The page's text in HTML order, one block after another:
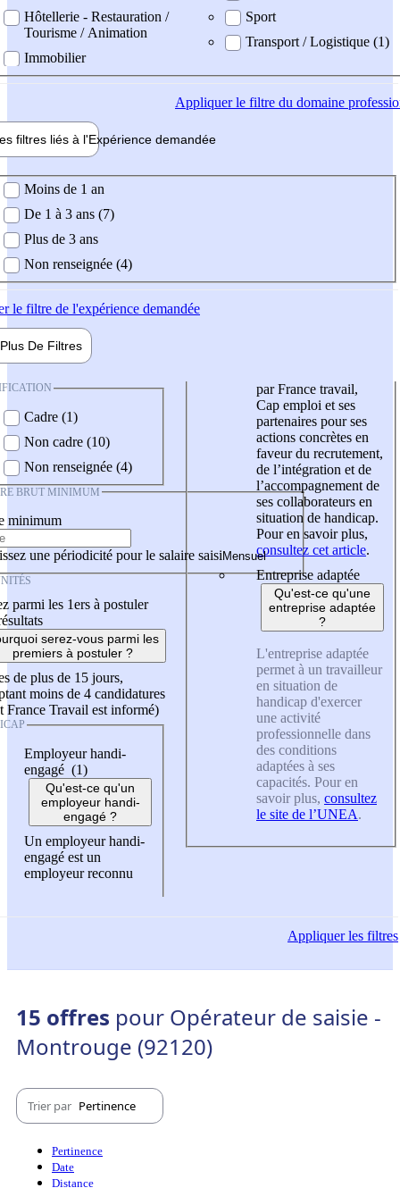
Hôtellerie - Restauration /
Tourisme / Animation
Immobilier
Sport
Transport / Logistique (1)
Appliquerle filtre du domaine
filtres liés à l'Expérience demandée
demandée
Moins de 1 an
De 1 à 3 ans (7)
Plus de 3 ans
Non renseignée (4)
le filtre de l'expérience demandée
Plus De Filtres
Cadre (1)
Non cadre (10)
Non renseignée (4)
BRUT MINIMUM
minimum
une périodicité pour le salaire saisi
parmi les 1ers à postuler
serez-vous parmi les
premiers à postuler ?
de plus de 15 jours,
moins de 4 candidatures
France Travail est informé)
Employeur handi-
engagé (1)
Qu'est-ce qu'un
employeur handi-
engagé ?
Un employeur handi-
engagé est un
employeur reconnu
par France travail,
Cap emploi et ses
partenaires pour ses
actions concrètes en
faveur du recrutement,
de l’intégration et de
l’accompagnement de
ses collaborateurs en
situation de handicap.
Pour en savoir plus,
consultez cet article.
Entreprise adaptée
Qu'est-ce qu'une
entreprise adaptée
?
L'entreprise adaptée
permet à un travailleur
en situation de
handicap d'exercer
une activité
professionnelle dans
des conditions
adaptées à ses
capacités. Pour en
savoir plus, consultez
le site de l’UNEA.
Appliquerles filtres
15 offres pour Opérateur de saisie -
Montrouge (92120)
Trier par Pertinence
Pertinence
Date
Distance